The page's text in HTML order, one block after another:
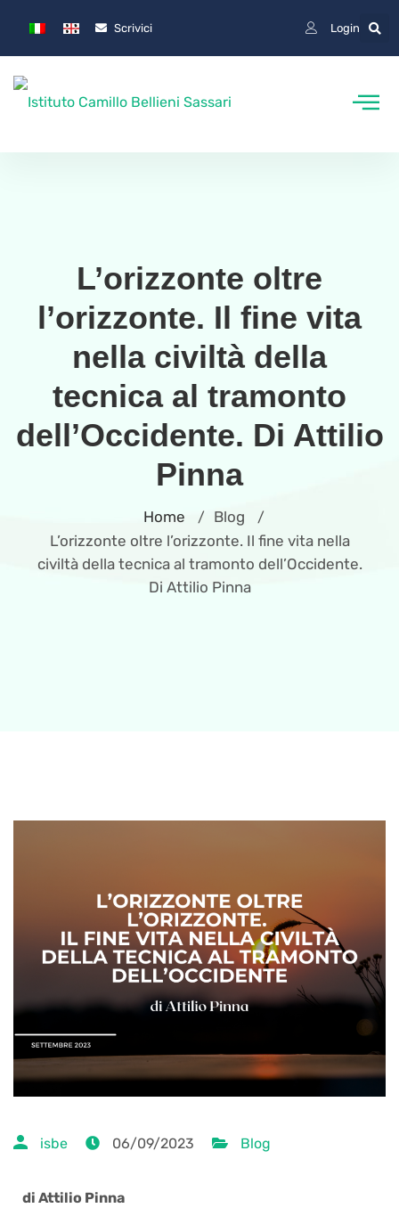
Scrivici Login
L’orizzonte oltre
l’orizzonte. Il fine vita
nella civiltà della
tecnica al tramonto
dell’Occidente. Di Attilio
Pinna
Home / Blog /
L’orizzonte oltre l’orizzonte. Il fine vita nella
civiltà della tecnica al tramonto dell’Occidente.
Di Attilio Pinna
isbe 06/09/2023 Blog
di Attilio Pinna